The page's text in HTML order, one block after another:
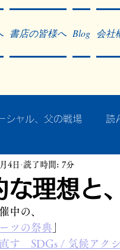
書店の皆様へ Blog 会社
シャル、父の戦場 読
・太平洋戦争
記事掲載・広告
な理想と
4日 読了時間: 7分
中の、
ツの祭典 」
す　SDGs / 気候アク